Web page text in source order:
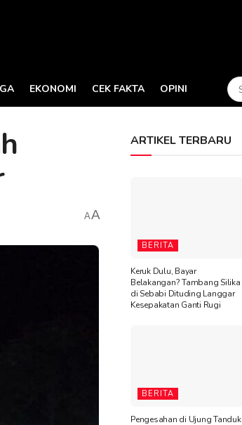
EKONOMI CEK FAKTA OPINI
AA
ARTIKEL TERBARU
BERITA
Keruk Dulu, Bayar
Belakangan? Tambang Silika
di Sebabi Dituding Langgar
Kesepakatan Ganti Rugi
BERITA
Pengesahan di Ujung Tanduk